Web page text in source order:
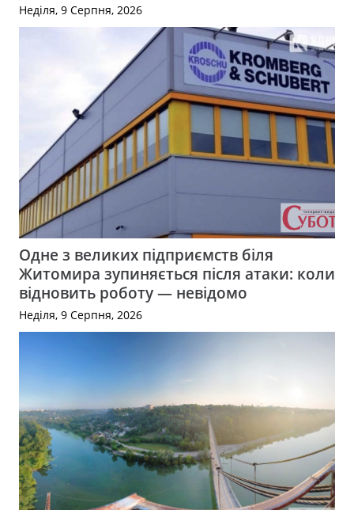
Неділя, 9 Серпня, 2026
Одне з великих підприємств біля
Житомира зупиняється після атаки: коли
відновить роботу — невідомо
Неділя, 9 Серпня, 2026